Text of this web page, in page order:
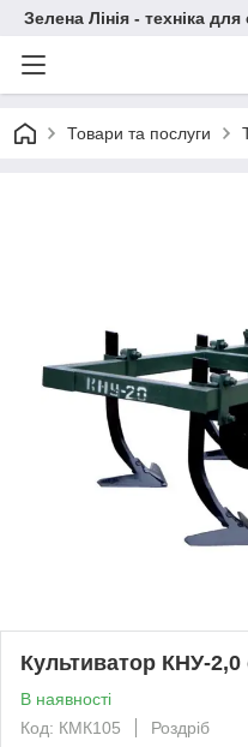
Зелена Лінія - техніка
Товари та послуги
Культиватор КНУ-
В наявності
Код: КМК105
Роздріб